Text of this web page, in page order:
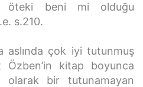
öteki beni mi olduğu
s.210.
aslında çok iyi tutunmuş
kitap boyunca
olarak bir tutunamayan